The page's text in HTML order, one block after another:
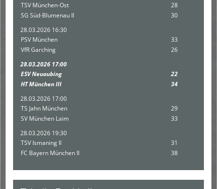
TSV München-Ost
28
SG Süd-Blumenau II
30
28.03.2026 16:30
PSV München
33
VfR Garching
26
28.03.2026 17:00
ESV Neuaubing
22
HT München III
34
28.03.2026 17:00
TS Jahn München
29
SV München Laim
33
28.03.2026 19:30
TSV Ismaning II
31
FC Bayern München II
38